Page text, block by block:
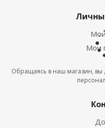
(PURETAN-20-
Мои
Обращаясь в наш магазин, вы